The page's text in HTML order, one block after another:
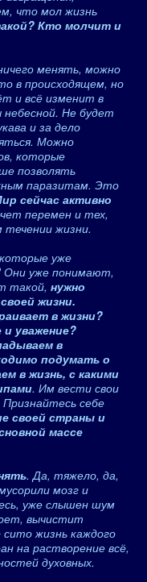
что мол жизнь
Кто молчит и
менять, можно
в происходящем, но
и всё изменит в
Не будет
и за дело
Можно
которые
позволять
паразитам. Это
сейчас активно
перемен и тех,
жизни.
уже
Они уже понимают,
такой, нужно
жизни.
в жизни?
уважение?
в
подумать о
в жизнь, с какими
. Им вести свои
себе
своей страны и
массе
. Да, тяжело, да,
мозг и
уже слышен шум
вычистит
жизнь каждого
на растворение всё,
духовных.